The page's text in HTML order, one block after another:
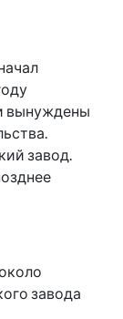
вынуждены
завод.
завода